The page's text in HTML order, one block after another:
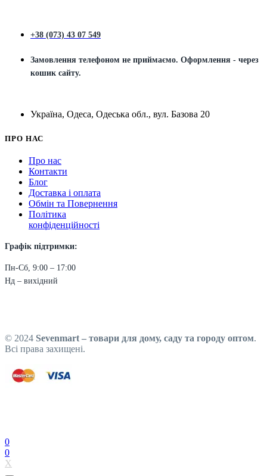
+38 (073) 43 07 549
Замовлення телефоном не приймаємо. Оформлення - через
кошик сайту.
Україна, Одеса, Одеська обл., вул. Базова 20
ПРО НАС
Про нас
Контакти
Блог
Доставка і оплата
Обмін та Повернення
Політика
конфіденційності
Графік підтримки:
Пн-Сб, 9:00 – 17:00
Нд – вихідний
© 2024 Sevenmart – товари для дому, саду та городу оптом.
Всі права захищені.
0
0
X